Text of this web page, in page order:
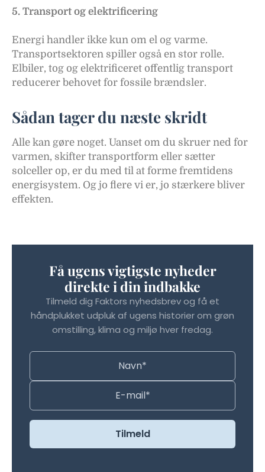
5. Transport og elektrificering
Energi handler ikke kun om el og varme.
Transportsektoren spiller også en stor rolle.
Elbiler, tog og elektrificeret offentlig transport
reducerer behovet for fossile brændsler.
Sådan tager du næste skridt
Alle kan gøre noget. Uanset om du skruer ned for
varmen, skifter transportform eller sætter
solceller op, er du med til at forme fremtidens
energisystem. Og jo flere vi er, jo stærkere bliver
effekten.
Få ugens vigtigste nyheder
direkte i din indbakke
Tilmeld dig Faktors nyhedsbrev og få et
håndplukket udpluk af ugens historier om grøn
omstilling, klima og miljø hver fredag.